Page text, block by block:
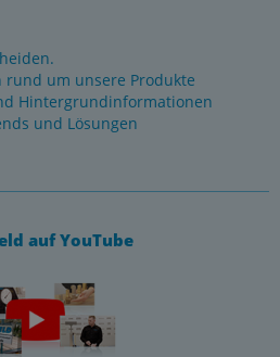
rund um unsere Produkte
Hintergrundinformationen
und Lösungen
auf YouTube